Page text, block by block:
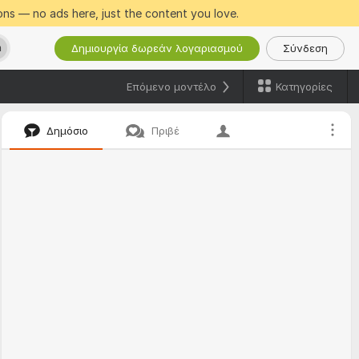
— no ads here, just the content you love.
Δημιουργία δωρεάν λογαριασμού Σύνδεση
Επόμενο μοντέλο Κατηγορίες
Δημόσιο Πριβέ